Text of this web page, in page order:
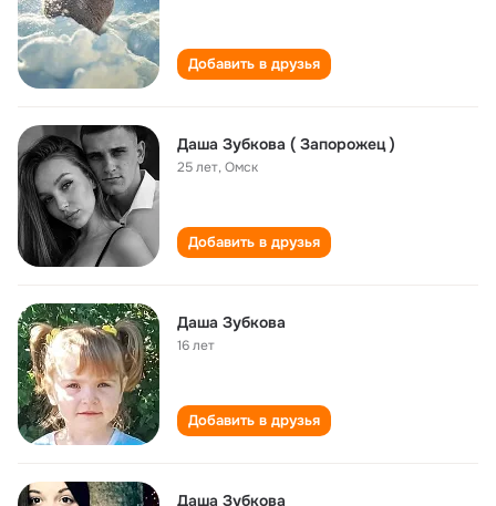
Добавить в друзья
Даша Зубкова ( Запорожец )
25 лет,Омск
Добавить в друзья
Даша Зубкова
16 лет
Добавить в друзья
Даша Зубкова